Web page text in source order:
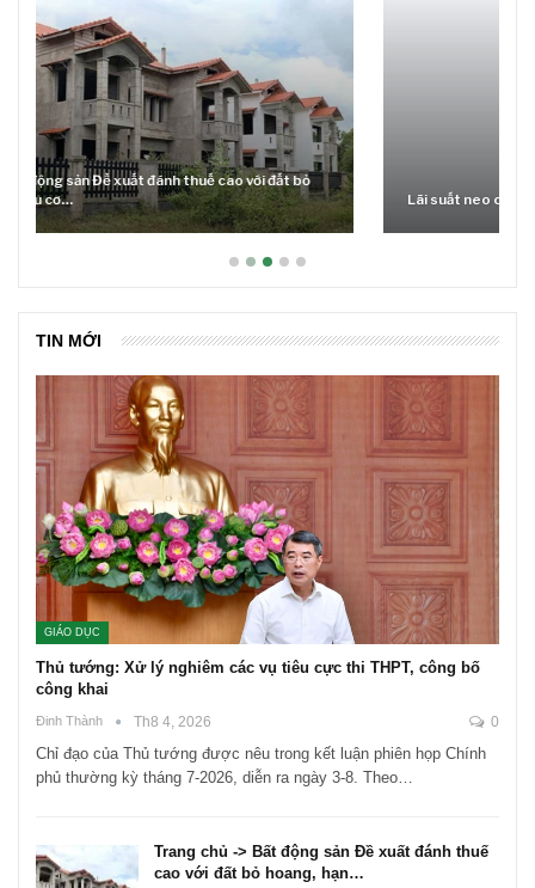
Lãi suất neo cao và cuộc tái cơ cấu trên thị trường BĐS
TIN MỚI
GIÁO DỤC
Thủ tướng: Xử lý nghiêm các vụ tiêu cực thi THPT, công bố
công khai
Đinh Thành Th8 4, 2026 0
Chỉ đạo của Thủ tướng được nêu trong kết luận phiên họp Chính
phủ thường kỳ tháng 7-2026, diễn ra ngày 3-8. Theo…
Trang chủ -> Bất động sản Đề xuất đánh thuế
cao với đất bỏ hoang, hạn…